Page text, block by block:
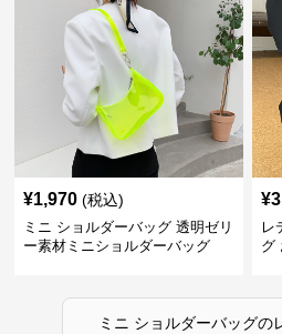
¥1,970 (税込)
ミニ ショルダーバッグ 透明ゼリ
ー素材ミニショルダーバッグ
¥
レ
グ
ミニ ショルダーバッグの